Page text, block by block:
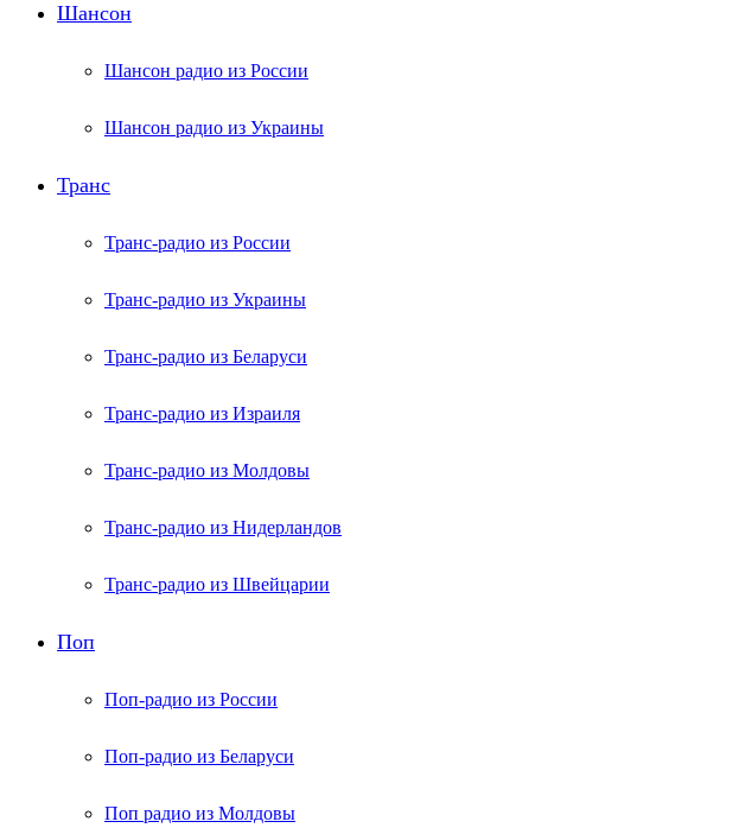
Шансон
Шансон радио из России
Шансон радио из Украины
Транс
Транс-радио из России
Транс-радио из Украины
Транс-радио из Беларуси
Транс-радио из Израиля
Транс-радио из Молдовы
Транс-радио из Нидерландов
Транс-радио из Швейцарии
Поп
Поп-радио из России
Поп-радио из Беларуси
Поп радио из Молдовы